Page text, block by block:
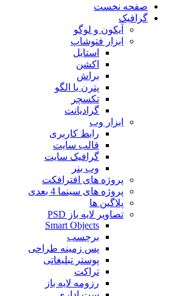
صفحه نخست
گرافیک
آیکون و لوگو
ابزار فتوشاپ
استایل
اکشن
براش
پترن یا الگو
تکسچر
گرادیانت
ابزار وب
رابط کاربری
قالب سایت
گرافیک سایت
وب بنر
پروژه های افترافکت
پروژه های سینما 4 بعدی
پلاگین ها
تصاویر لایه باز PSD
Smart Objects
برچسب
پس زمینه طراحی
پوستر تبلیغاتی
تراکت
رزومه لایه باز